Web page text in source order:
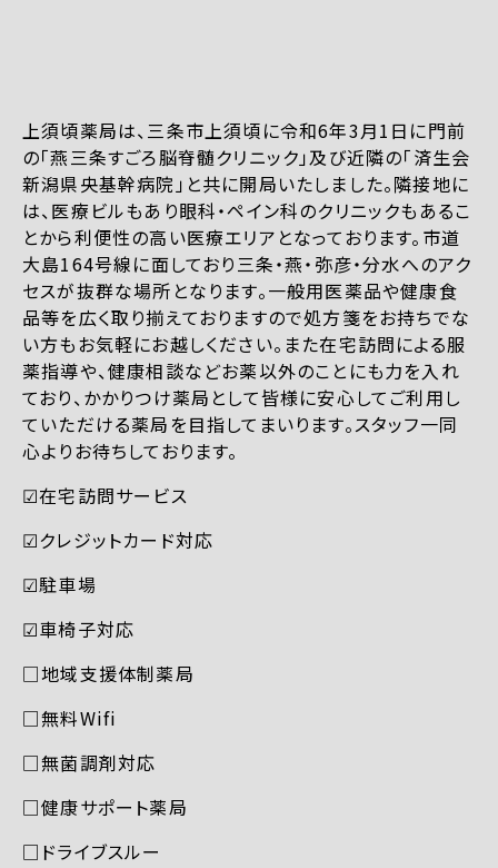
上須頃薬局は、三条市上須頃に令和6年3月1日に門前
の「燕三条すごろ脳脊髄クリニック」及び近隣の「済生会
新潟県央基幹病院」と共に開局いたしました。隣接地に
は、医療ビルもあり眼科・ペイン科のクリニックもあるこ
とから利便性の高い医療エリアとなっております。市道
大島164号線に面しており三条・燕・弥彦・分水へのアク
セスが抜群な場所となります。一般用医薬品や健康食
品等を広く取り揃えておりますので処方箋をお持ちでな
い方もお気軽にお越しください。また在宅訪問による服
薬指導や、健康相談などお薬以外のことにも力を入れ
ており、かかりつけ薬局として皆様に安心してご利用し
ていただける薬局を目指してまいります。スタッフ一同
心よりお待ちしております。
☑︎在宅訪問サービス
☑︎クレジットカード対応
☑︎駐車場
☑︎車椅子対応
□地域支援体制薬局
□無料Wifi
□無菌調剤対応
□健康サポート薬局
□ドライブスルー